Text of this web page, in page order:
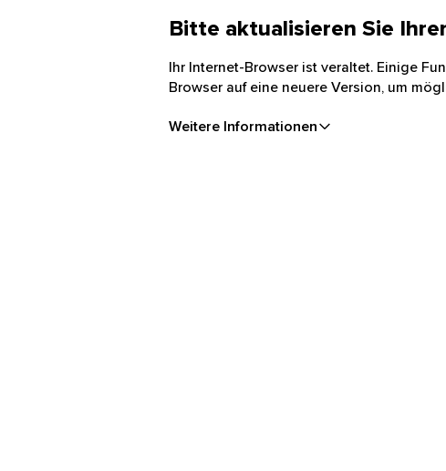
Bitte aktualisieren Sie
Ihr Internet-Browser ist veraltet. Einige
Browser auf eine neuere Version, um
Weitere Informationen